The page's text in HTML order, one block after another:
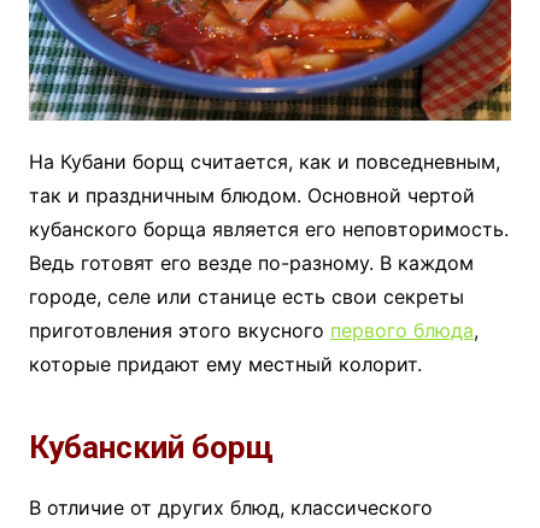
На Кубани борщ считается, как и повседневным,
так и праздничным блюдом. Основной чертой
кубанского борща является его неповторимость.
Ведь готовят его везде по-разному. В каждом
городе, селе или станице есть свои секреты
приготовления этого вкусного первого блюда,
которые придают ему местный колорит.
Кубанский борщ
В отличие от других блюд, классического